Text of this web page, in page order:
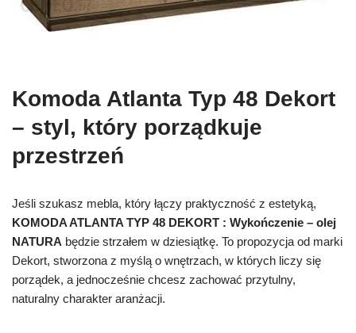
Komoda Atlanta Typ 48 Dekort
– styl, który porządkuje
przestrzeń
Jeśli szukasz mebla, który łączy praktyczność z estetyką,
KOMODA ATLANTA TYP 48 DEKORT : Wykończenie – olej
NATURA będzie strzałem w dziesiątkę. To propozycja od marki
Dekort, stworzona z myślą o wnętrzach, w których liczy się
porządek, a jednocześnie chcesz zachować przytulny,
naturalny charakter aranżacji.